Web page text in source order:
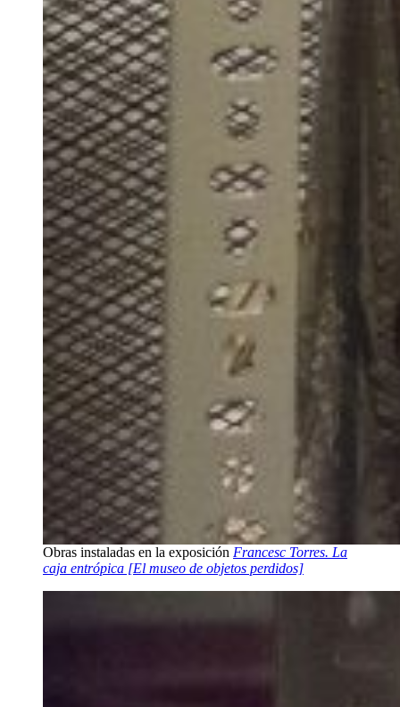
Obras instaladas en la exposición Francesc Torres. La
caja entrópica [El museo de objetos perdidos]